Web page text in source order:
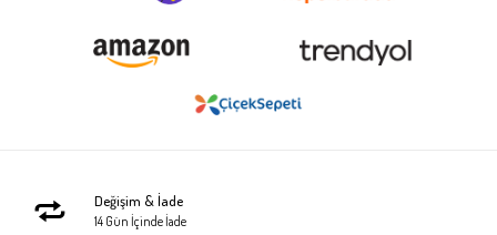
Değişim & İade
14 Gün İçinde İade